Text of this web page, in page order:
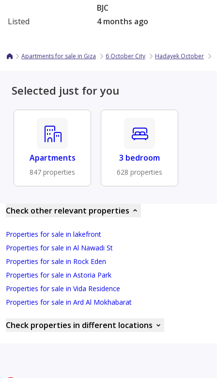
BJC
Listed
4 months ago
Apartments for sale in Giza 6 October City Hadayek October
Selected just for you
Apartments
847 properties
3 bedroom
628 properties
Check other relevant properties
Properties for sale in lakefront
Properties for sale in Al Nawadi St
Properties for sale in Rock Eden
Properties for sale in Astoria Park
Properties for sale in Vida Residence
Properties for sale in Ard Al Mokhabarat
Check properties in different locations